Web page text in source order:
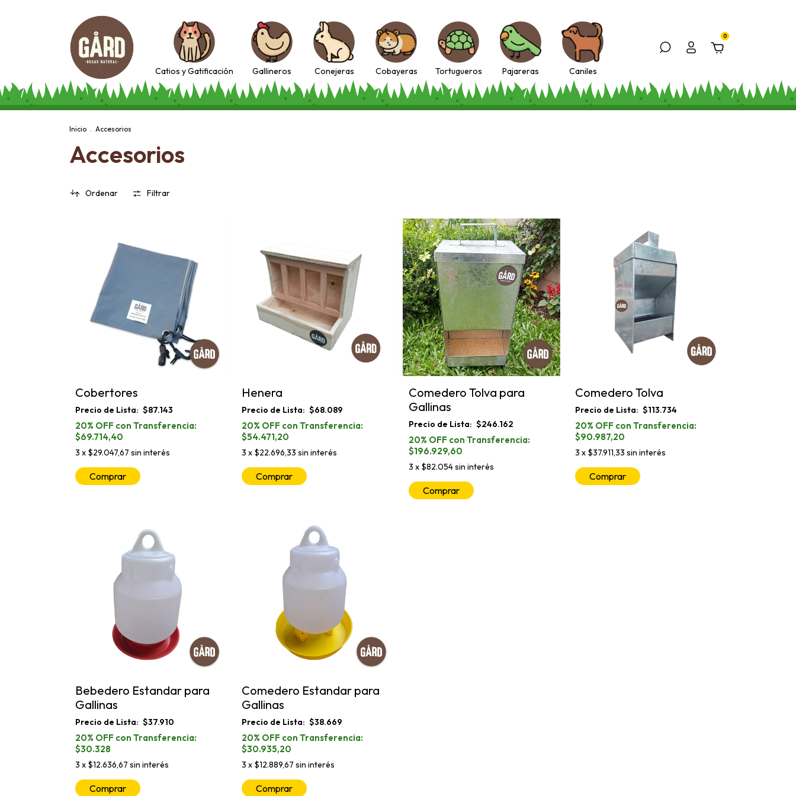
Catios y Gatificación Gallineros Conejeras Cobayeras Tortugueros Pajareras Caniles
0
Inicio . Accesorios
Accesorios
Ordenar Filtrar
Cobertores
$87.143
$69.714,40
3 x $29.047,67 sin interés
Comprar
Henera
$68.089
$54.471,20
3 x $22.696,33 sin interés
Comprar
Comedero Tolva para
Gallinas
$246.162
$196.929,60
3 x $82.054sin interés
Comedero Tolva
$113.734
$90.987,20
3 x $37.911,33 sin interés
Bebedero Estandar para
Gallinas
$37.910
$30.328
3 x $12.636,67 sin interés
Comedero Estandar para
Gallinas
$38.669
$30.935,20
3 x $12.889,67 sin interés